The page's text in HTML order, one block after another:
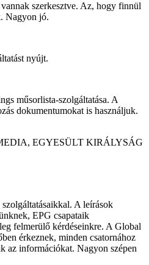
szerkesztve. Az, hogy finnül
Nagyon jó.
nyújt.
műsorlista-szolgáltatása. A
dokumentumokat is használjuk.
EGYESÜLT KIRÁLYSÁG
A leírások
EPG csapataik
felmerülő kérdéseinkre. A Global
érkeznek, minden csatornához
az információkat. Nagyon szépen